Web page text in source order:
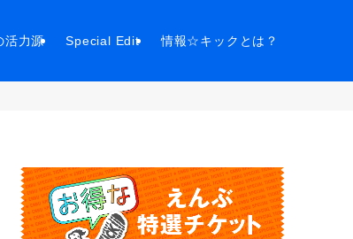
活力源 Special Edit 情報☆キックとは？